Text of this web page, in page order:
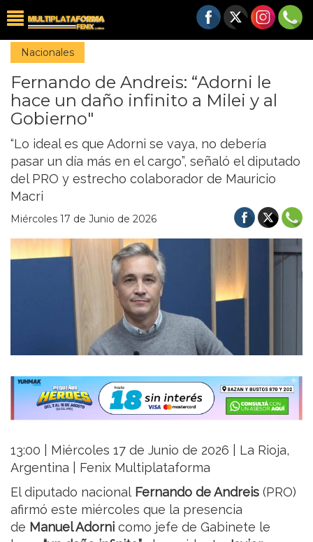
Nacionales
Fernando de Andreis: “Adorni le
hace un daño infinito a Milei y al
Gobierno"
“Lo ideal es que Adorni se vaya, no debería
pasar un día más en el cargo”, señaló el diputado
del PRO y estrecho colaborador de Mauricio
Macri
Miércoles 17 de Junio de 2026
13:00 | Miércoles 17 de Junio de 2026 | La Rioja,
Argentina | Fenix Multiplataforma
El diputado nacionalFernando de Andreis (PRO)
afirmó este miércoles que la presencia
de Manuel Adorni como jefe de Gabinete le